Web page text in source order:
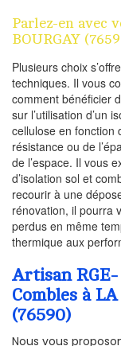
Parlez-en avec
BOURGAY
Plusieurs choix
techniques. Il vous
comment bénéficier
sur l’utilisation d’un
cellulose en fonction
résistance ou de
de l’espace. Il vous
d’isolation sol et
recourir à une
rénovation, il pourra
perdus en même
thermique aux
Artisan
Combles à
(76590)
Nous vous